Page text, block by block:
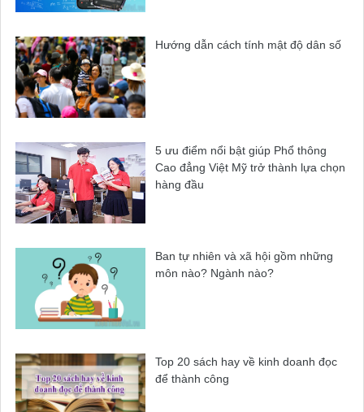
Hướng dẫn cách tính mật độ dân số
5 ưu điểm nổi bật giúp Phổ thông
Cao đẳng Việt Mỹ trở thành lựa chọn
hàng đầu
Ban tự nhiên và xã hội gồm những
môn nào? Ngành nào?
Top 20 sách hay về kinh doanh đọc
để thành công